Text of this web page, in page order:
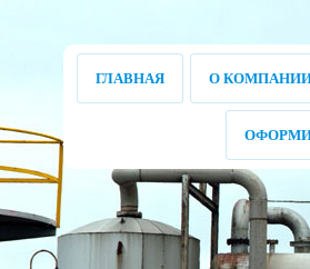
ГЛАВНАЯ О